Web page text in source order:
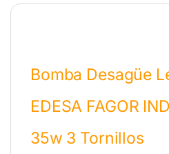
Bomba Desagüe
EDESA FAGOR
35w 3 Tornillos